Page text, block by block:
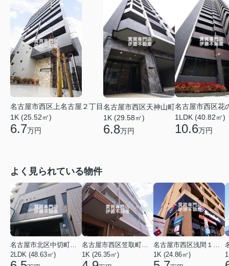
名古屋市西区上名古屋２丁目
1K (25.52㎡)
6.7万円
名古屋市西区天神山町
1K (29.58㎡)
6.8万円
名古屋市西区花
1LDK (40.82㎡)
10.6万円
よく見られている物件
2LDK (48.63㎡)
1K (26.35㎡)
1K (24.86㎡)